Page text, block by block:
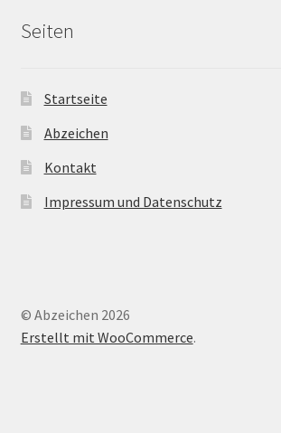
Seiten
Startseite
Abzeichen
Kontakt
Impressum und Datenschutz
© Abzeichen 2026
Erstellt mit WooCommerce.